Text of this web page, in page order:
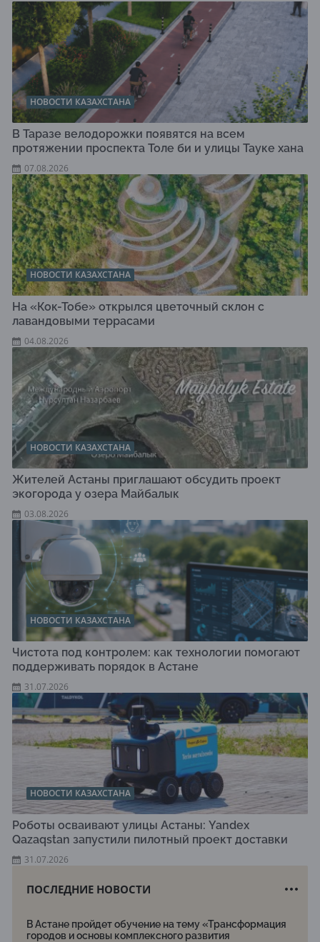
НОВОСТИ КАЗАХСТАНА
В Таразе велодорожки появятся на всем
протяжении проспекта Толе би и улицы Тауке хана
07.08.2026
НОВОСТИ КАЗАХСТАНА
На «Кок-Тобе» открылся цветочный склон с
лавандовыми террасами
04.08.2026
НОВОСТИ КАЗАХСТАНА
Жителей Астаны приглашают обсудить проект
экогорода у озера Майбалык
03.08.2026
НОВОСТИ КАЗАХСТАНА
Чистота под контролем: как технологии помогают
поддерживать порядок в Астане
31.07.2026
НОВОСТИ КАЗАХСТАНА
Роботы осваивают улицы Астаны: Yandex
Qazaqstan запустили пилотный проект доставки
31.07.2026
ПОСЛЕДНИЕ НОВОСТИ
В Астане пройдет обучение на тему «Трансформация
городов и основы комплексного развития